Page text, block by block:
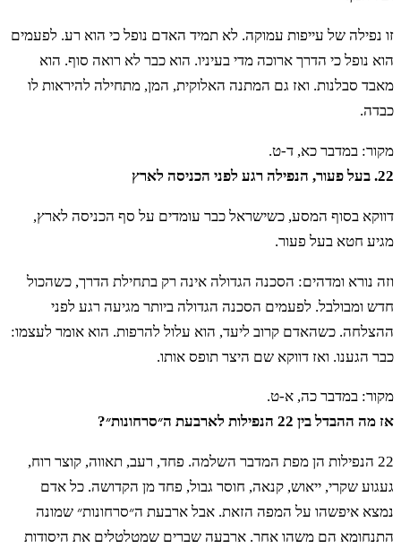
זו נפילה של עייפות עמוקה. לא תמיד האדם נופל כי הוא רע. לפעמים
הוא נופל כי הדרך ארוכה מדי בעיניו. הוא כבר לא רואה סוף. הוא
מאבד סבלנות. ואז גם המתנה האלוקית, המן, מתחילה להיראות לו
כבדה.
מקור: במדבר כא, ד-ט.
22. בעל פעור, הנפילה רגע לפני הכניסה לארץ
דווקא בסוף המסע, כשישראל כבר עומדים על סף הכניסה לארץ,
מגיע חטא בעל פעור.
וזה נורא ומדהים: הסכנה הגדולה אינה רק בתחילת הדרך, כשהכול
חדש ומבולבל. לפעמים הסכנה הגדולה ביותר מגיעה רגע לפני
ההצלחה. כשהאדם קרוב ליעד, הוא עלול להרפות. הוא אומר לעצמו:
כבר הגענו. ואז דווקא שם היצר תופס אותו.
מקור: במדבר כה, א-ט.
אז מה ההבדל בין 22 הנפילות לארבעת ה״סרחונות״?
22 הנפילות הן מפת המדבר השלמה. פחד, רעב, תאווה, קוצר רוח,
געגוע שקרי, ייאוש, קנאה, חוסר גבול, פחד מן הקדושה. כל אדם
נמצא איפשהו על המפה הזאת. אבל ארבעת ה״סרחונות״ שמונה
התנחומא הם משהו אחר. ארבעה שברים שמטלטלים את היסודות